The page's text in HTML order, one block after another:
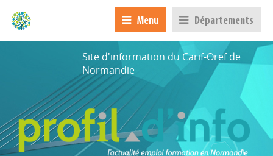
Menu Départements
Site d'information du Carif-Oref de
Normandie